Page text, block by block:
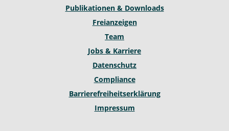
m
Publikationen & Downloads
Freianzeigen
Team
Jobs & Karriere
Datenschutz
Compliance
Barrierefreiheitserklärung
Impressum